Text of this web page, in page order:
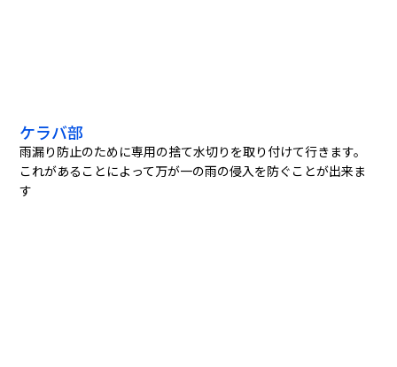
ケラバ部
雨漏り防止のために専用の捨て水切りを取り付けて行きます。
これがあることによって万が一の雨の侵入を防ぐことが出来ま
す